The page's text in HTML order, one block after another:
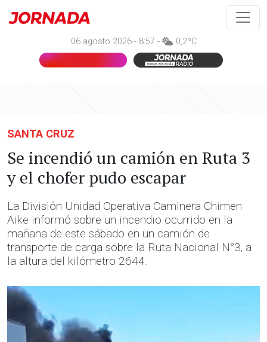
06 agosto 2026 - 8:57 - 0,2ºC
SANTA CRUZ
Se incendió un camión en Ruta 3
y el chofer pudo escapar
La División Unidad Operativa Caminera Chimen
Aike informó sobre un incendio ocurrido en la
mañana de este sábado en un camión de
transporte de carga sobre la Ruta Nacional N°3, a
la altura del kilómetro 2644.